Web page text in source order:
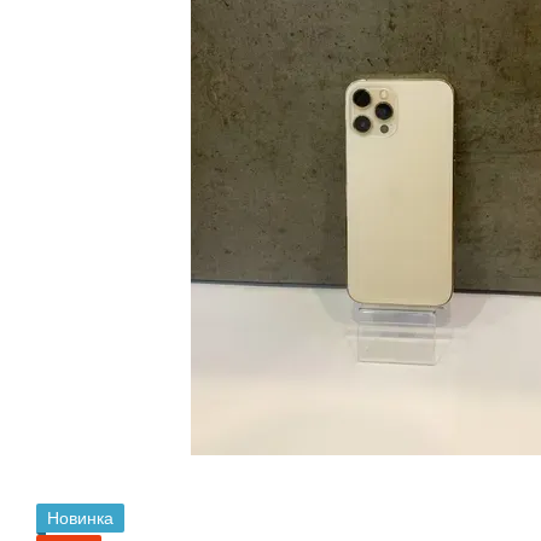
Новинка